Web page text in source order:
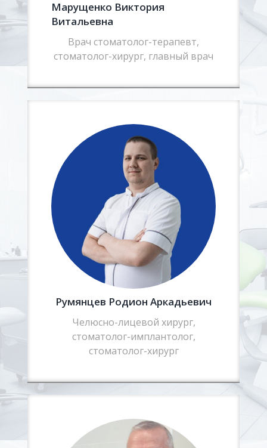
Марущенко Виктория
Витальевна
Врач стоматолог-терапевт,
стоматолог-хирург, главный врач
Румянцев Родион Аркадьевич
Челюсно-лицевой хирург,
стоматолог-имплантолог,
стоматолог-хирург